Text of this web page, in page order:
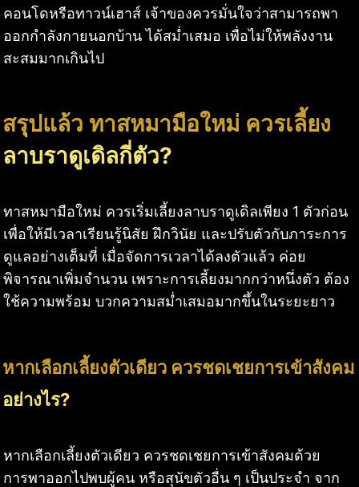
คอนโดหรือทาวน์เฮาส์ เจ้าของควรมั่นใจว่าสามารถพา
ออกกำลังกายนอกบ้าน ได้สม่ำเสมอ เพื่อไม่ให้พลังงาน
สะสมมากเกินไป
สรุปแล้ว ทาสหมามือใหม่ ควรเลี้ยง
ลาบราดูเดิลกี่ตัว?
ทาสหมามือใหม่ ควรเริ่มเลี้ยงลาบราดูเดิลเพียง 1 ตัวก่อน
เพื่อให้มีเวลาเรียนรู้นิสัย ฝึกวินัย และปรับตัวกับภาระการ
ดูแลอย่างเต็มที่ เมื่อจัดการเวลาได้ลงตัวแล้ว ค่อย
พิจารณาเพิ่มจำนวน เพราะการเลี้ยงมากกว่าหนึ่งตัว ต้อง
ใช้ความพร้อม บวกความสม่ำเสมอมากขึ้นในระยะยาว
หากเลือกเลี้ยงตัวเดียว ควรชดเชยการเข้าสังคม
อย่างไร?
หากเลือกเลี้ยงตัวเดียว ควรชดเชยการเข้าสังคมด้วย
การพาออกไปพบผู้คน หรือสุนัขตัวอื่น ๆ เป็นประจำ จาก